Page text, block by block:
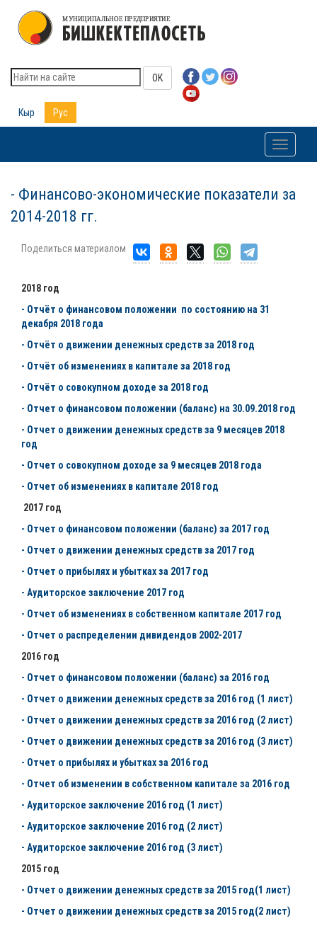
OK
Кыр Рус
Toggle
- Финансово-экономические показатели за
2014-2018 гг.
Поделиться материалом
2018 год
- Отчёт о финансовом положении по состоянию на 31
декабря 2018 года
- Отчёт о движении денежных средств за 2018 год
- Отчёт об изменениях в капитале за 2018 год
- Отчёт о совокупном доходе за 2018 год
- Отчет о финансовом положении (баланс) на 30.09.2018 год
- Отчет о движении денежных средств за 9 месяцев 2018
год
- Отчет о совокупном доходе за 9 месяцев 2018 года
- Отчет об изменениях в капитале 2018 год
2017 год
- Отчет о финансовом положении (баланс) за 2017 год
- Отчет о движении денежных средств за 2017 год
- Отчет о прибылях и убытках за 2017 год
- Аудиторское заключение 2017 год
- Отчет об изменениях в собственном капитале 2017 год
- Отчет о распределении дивидендов 2002-2017
2016 год
- Отчет о финансовом положении (баланс) за 2016 год
- Отчет о движении денежных средств за 2016 год (1 лист)
- Отчет о движении денежных средств за 2016 год (2 лист)
- Отчет о движении денежных средств за 2016 год (3 лист)
- Отчет о прибылях и убытках за 2016 год
- Отчет об изменении в собственном капитале за 2016 год
- Аудиторское заключение 2016 год (1 лист)
- Аудиторское заключение 2016 год (2 лист)
- Аудиторское заключение 2016 год (3 лист)
2015 год
- Отчет о движении денежных средств за 2015 год(1 лист)
- Отчет о движении денежных средств за 2015 год(2 лист)